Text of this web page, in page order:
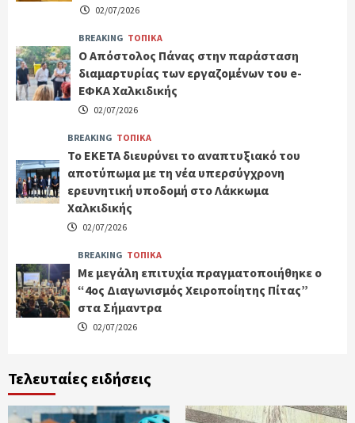
02/07/2026
BREAKING ΤΟΠΙΚΑ
Ο Απόστολος Πάνας στην παράσταση
διαμαρτυρίας των εργαζομένων του e-
ΕΦΚΑ Χαλκιδικής
02/07/2026
BREAKING ΤΟΠΙΚΑ
Το ΕΚΕΤΑ διευρύνει το αναπτυξιακό του
αποτύπωμα με τη νέα υπερσύγχρονη
ερευνητική υποδομή στο Λάκκωμα
Χαλκιδικής
02/07/2026
BREAKING ΤΟΠΙΚΑ
Με μεγάλη επιτυχία πραγματοποιήθηκε ο
“4ος Διαγωνισμός Χειροποίητης Πίτας”
στα Σήμαντρα
02/07/2026
Τελευταίες ειδήσεις